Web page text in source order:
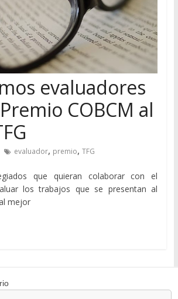
evaluadores
COBCM al
evaluador, premio, TFG
que quieran colaborar con el
los trabajos que se presentan al
mejor